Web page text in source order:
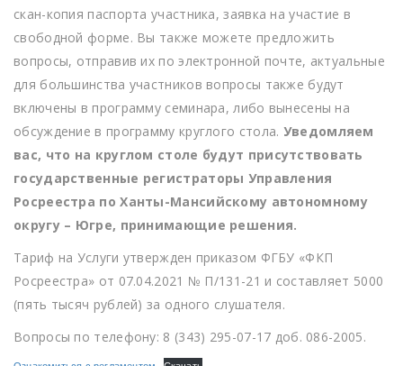
скан-копия паспорта участника, заявка на участие в
свободной форме. Вы также можете предложить
вопросы, отправив их по электронной почте, актуальные
для большинства участников вопросы также будут
включены в программу семинара, либо вынесены на
обсуждение в программу круглого стола. Уведомляем
вас, что на круглом столе будут присутствовать
государственные регистраторы Управления
Росреестра по Ханты-Мансийскому автономному
округу – Югре, принимающие решения.
Тариф на Услуги утвержден приказом ФГБУ «ФКП
Росреестра» от 07.04.2021 № П/131-21 и составляет 5000
(пять тысяч рублей) за одного слушателя.
Вопросы по телефону: 8 (343) 295-07-17 доб. 086-2005.